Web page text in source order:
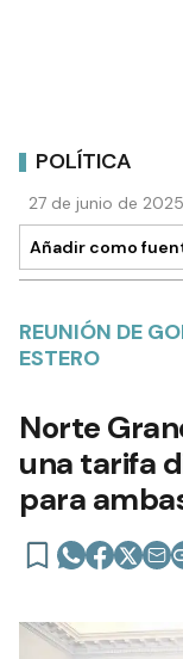
POLÍTICA
27 de junio de
Añadir como
REUNIÓN DE
ESTERO
Norte
una tarifa
para